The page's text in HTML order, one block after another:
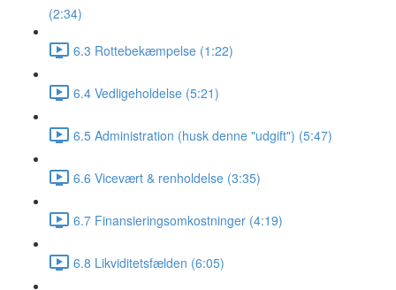
(2:34)
6.3 Rottebekæmpelse (1:22)
6.4 Vedligeholdelse (5:21)
6.5 Administration (husk denne "udgift") (5:47)
6.6 Vicevært & renholdelse (3:35)
6.7 Finansieringsomkostninger (4:19)
6.8 Likviditetsfælden (6:05)